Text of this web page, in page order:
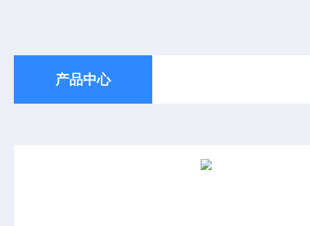
产品中心